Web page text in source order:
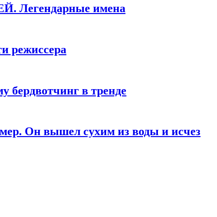
Легендарные имена
режиссера
бердвотчинг в тренде
Он вышел сухим из воды и исчез